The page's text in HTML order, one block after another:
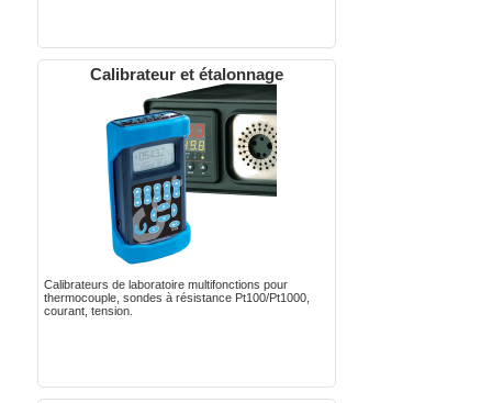
Calibrateur et étalonnage
Calibrateurs de laboratoire multifonctions pour
thermocouple, sondes à résistance Pt100/Pt1000,
courant, tension.